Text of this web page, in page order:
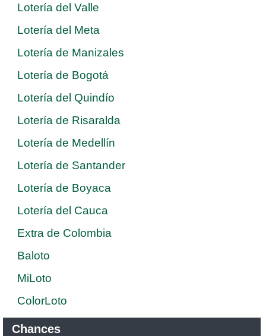
Lotería del Valle
Lotería del Meta
Lotería de Manizales
Lotería de Bogotá
Lotería del Quindío
Lotería de Risaralda
Lotería de Medellín
Lotería de Santander
Lotería de Boyaca
Lotería del Cauca
Extra de Colombia
Baloto
MiLoto
ColorLoto
Chances